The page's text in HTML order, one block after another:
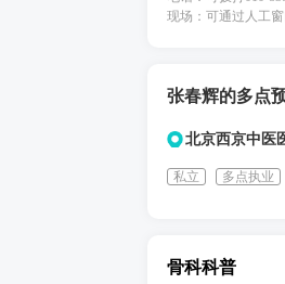
现场：可通过人工
张春辉的多点
北京西京中医
私立 多点执业
骨科科普